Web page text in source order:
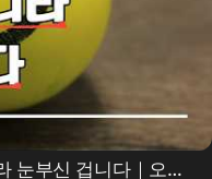
눈부신 겁니다｜오디